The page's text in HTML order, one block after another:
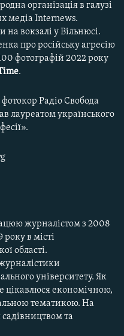
організація в галузі
медіа Internews.
на вокзалі у Вільнюсі.
про російську агресію
фотографій 2022 року
.
Радіо Свобода
лауреатом українського
журналістом з 2008
в місті
області.
університету. Як
цікавлюся економічною,
тематикою. На
та